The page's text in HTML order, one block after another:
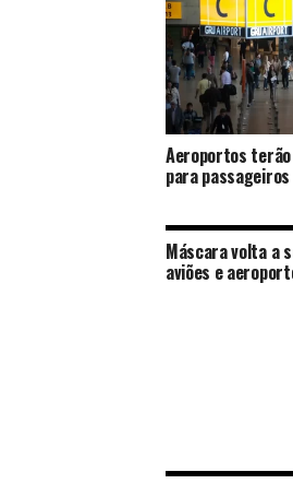
Aeroportos
para
Máscara volta a
aviões e